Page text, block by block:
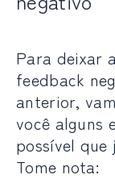
Para deixar
feedback
anterior,
você alguns
possível
Tome nota: